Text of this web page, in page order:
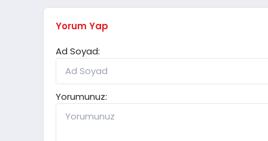
Yorum Yap
Ad Soyad:
Yorumunuz: